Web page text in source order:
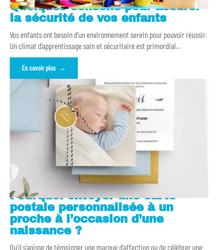
Quelques conseils pour assurer
la sécurité de vos enfants
Vos enfants ont besoin d’un environnement serein pour pouvoir réussir.
Un climat d’apprentissage sain et sécuritaire est primordial…
En savoir plus
Pourquoi envoyer une carte
postale personnalisée à un
proche à l’occasion d’une
naissance ?
Qu’il s’agisse de témoigner une marque d’affection ou de célébrer une